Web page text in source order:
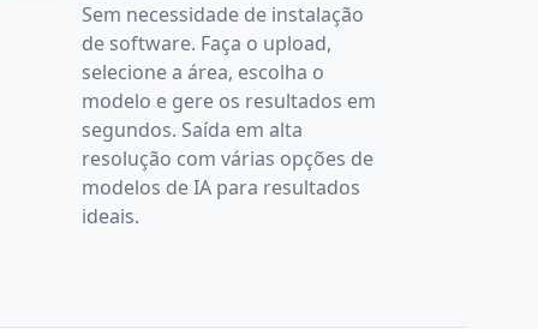
Sem necessidade de instalação
de software. Faça o upload,
selecione a área, escolha o
modelo e gere os resultados em
segundos. Saída em alta
resolução com várias opções de
modelos de IA para resultados
ideais.